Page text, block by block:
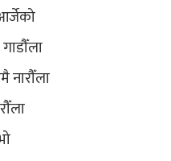
नारौँला